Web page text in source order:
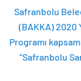
Safranbolu
(BAKKA) 2020
Programı
“Safranbolu